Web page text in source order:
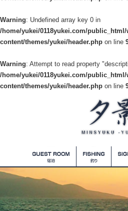
Warning: Undefined array key 0 in
/home/yukei/0118yukei.com/public_html/
content/themes/yukei/header.php on line
Warning: Attempt to read property
/home/yukei/0118yukei.com/public_html/
content/themes/yukei/header.php on line